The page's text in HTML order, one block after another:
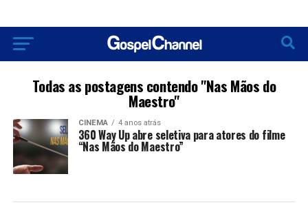
Todas as postagens contendo "Nas Mãos do
Maestro"
CINEMA 4 anos atrás
360 Way Up abre seletiva para atores do filme
“Nas Mãos do Maestro”